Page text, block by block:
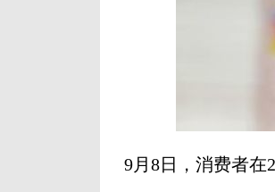
9月8日，消费者